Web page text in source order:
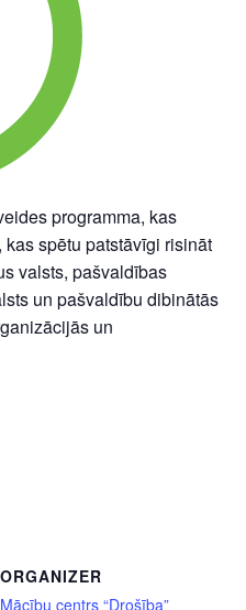
programma, kas
spētu patstāvīgi risināt
valsts, pašvaldības
un pašvaldību dibinātās
un
ORGANIZER
Mācību centrs “Drošība”